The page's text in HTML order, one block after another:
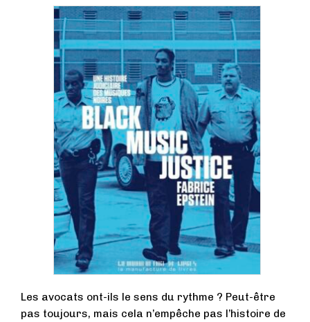
Les avocats ont-ils le sens du rythme ? Peut-être
pas toujours, mais cela n’empêche pas l’histoire de